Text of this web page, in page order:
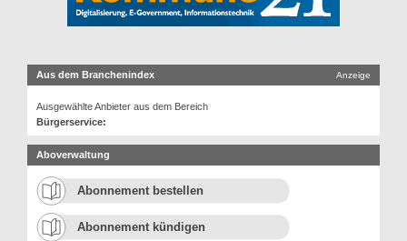
Aus dem Branchenindex Anzeige
Ausgewählte Anbieter aus dem Bereich
Bürgerservice:
Aboverwaltung
Abonnement bestellen
Abonnement kündigen